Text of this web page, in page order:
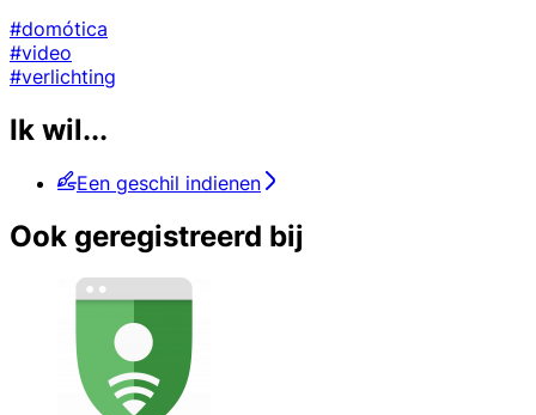
#domótica
#video
#verlichting
Ik wil...
Een geschil indienen
Ook geregistreerd bij